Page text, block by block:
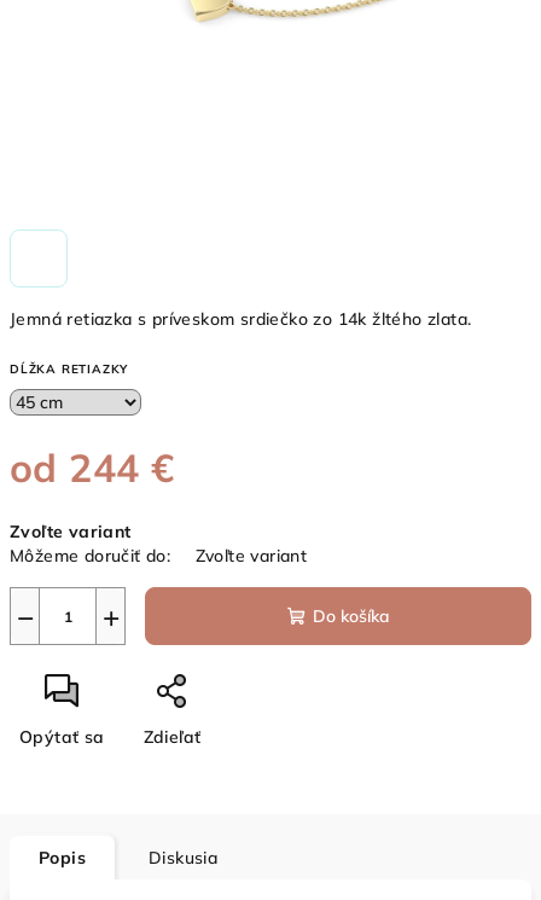
Jemná retiazka s príveskom srdiečko zo 14k žltého zlata.
DĹŽKA RETIAZKY
od 244 €
cena:
Zvoľte variant
Môžeme doručiť do:
Zvoľte variant
+
− Do košíka
Opýtať sa Zdieľať
Popis Diskusia